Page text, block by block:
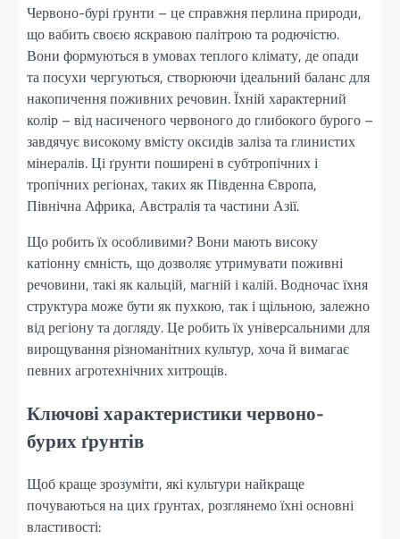
Червоно-бурі ґрунти – це справжня перлина природи,
що вабить своєю яскравою палітрою та родючістю.
Вони формуються в умовах теплого клімату, де опади
та посухи чергуються, створюючи ідеальний баланс для
накопичення поживних речовин. Їхній характерний
колір – від насиченого червоного до глибокого бурого –
завдячує високому вмісту оксидів заліза та глинистих
мінералів. Ці ґрунти поширені в субтропічних і
тропічних регіонах, таких як Південна Європа,
Північна Африка, Австралія та частини Азії.
Що робить їх особливими? Вони мають високу
катіонну ємність, що дозволяє утримувати поживні
речовини, такі як кальцій, магній і калій. Водночас їхня
структура може бути як пухкою, так і щільною, залежно
від регіону та догляду. Це робить їх універсальними для
вирощування різноманітних культур, хоча й вимагає
певних агротехнічних хитрощів.
Ключові характеристики червоно-
бурих ґрунтів
Щоб краще зрозуміти, які культури найкраще
почуваються на цих ґрунтах, розглянемо їхні основні
властивості: